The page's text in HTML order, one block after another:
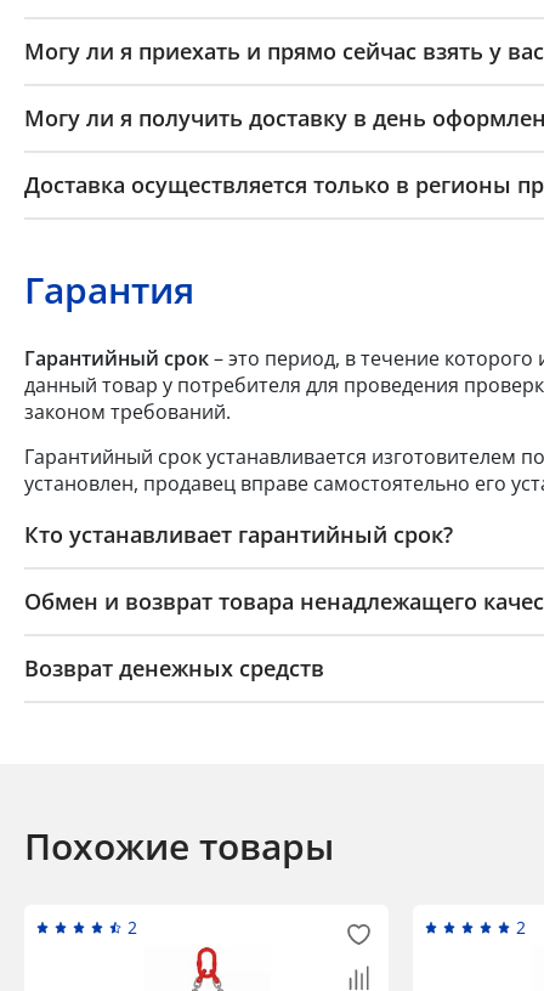
Могу ли я приехать и прямо сейчас взять у
Могу ли я получить доставку в день
Доставка осуществляется только в регионы
Гарантия
Гарантийный срок– это период, в течение которого
данный товар у потребителя для проведения
законом требований.
Гарантийный срок устанавливается изготовителем
установлен, продавец вправе самостоятельно его
Кто устанавливает гарантийный срок?
Обмен и возврат товара ненадлежащего
Возврат денежных средств
Похожие товары
2 2